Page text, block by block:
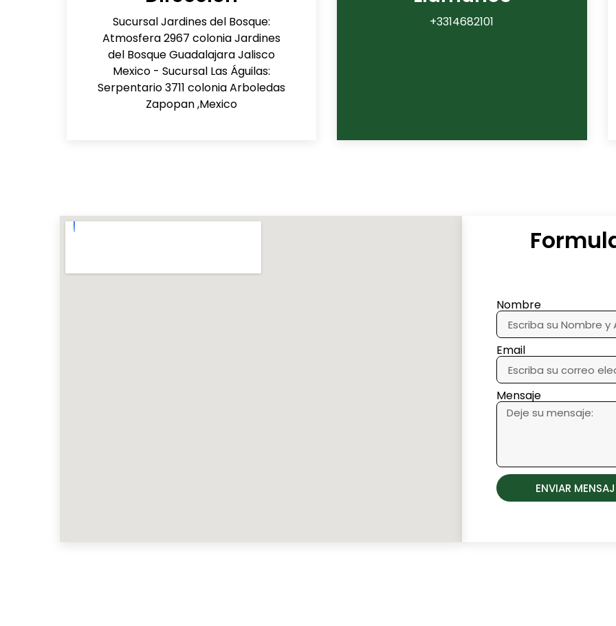
Sucursal Jardines del Bosque:
Atmosfera 2967 colonia Jardines
del Bosque Guadalajara Jalisco
Mexico - Sucursal Las Águilas:
Serpentario 3711 colonia Arboledas
Zapopan ,Mexico
+3314682101
Nombre
Email
Mensaje
ENVIAR